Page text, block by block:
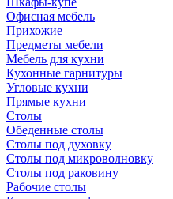
Офисная мебель
Прихожие
Предметы мебели
Мебель для кухни
Кухонные гарнитуры
Угловые кухни
Прямые кухни
Столы
Обеденные столы
Столы под духовку
Столы под микроволновку
Столы под раковину
Рабочие столы